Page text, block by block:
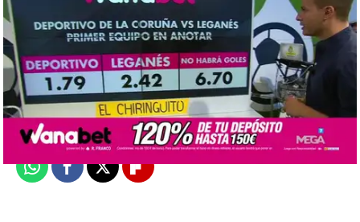
mega
Publicado: 08 de junio de 2018, 17:55
WhatsappFacebook
X Flipboard